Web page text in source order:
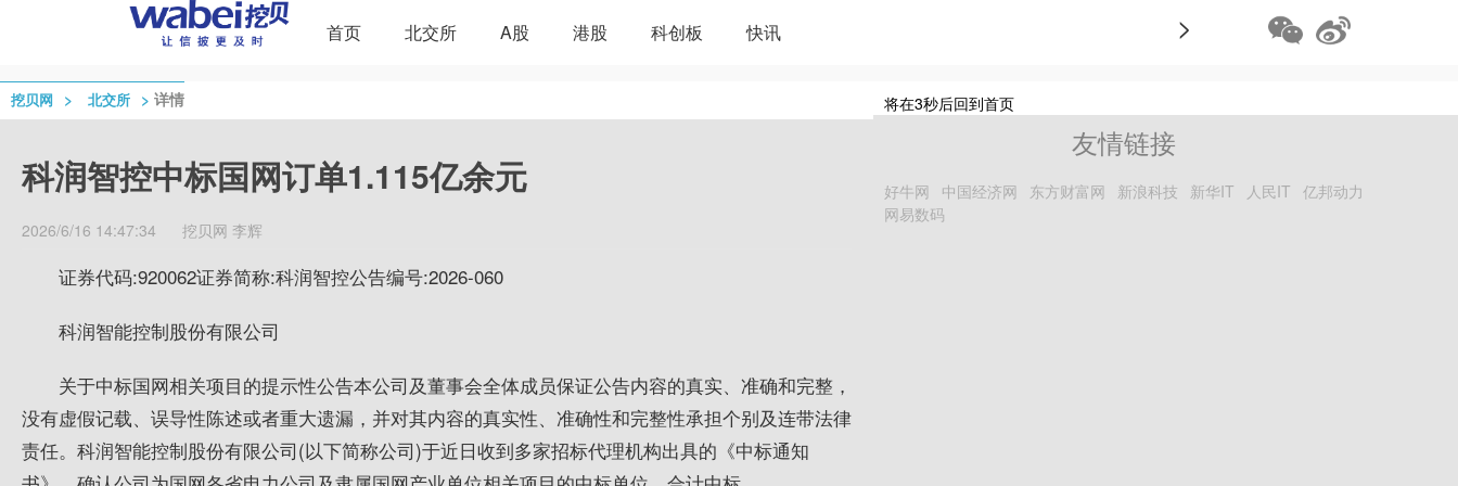
首页 北交所 A股 港股 科创板 快讯 >
挖贝网 > 北交所 > 详情
科润智控中标国网订单1.115亿余元
2026/6/16 14:47:34 挖贝网 李辉
证券代码:920062证券简称:科润智控公告编号:2026-060
科润智能控制股份有限公司
关于中标国网相关项目的提示性公告本公司及董事会全体成员保证公告内容的真实、准确和完整，
没有虚假记载、误导性陈述或者重大遗漏，并对其内容的真实性、准确性和完整性承担个别及连带法律
责任。科润智能控制股份有限公司(以下简称公司)于近日收到多家招标代理机构出具的《中标通知
将在3秒后回到首页
友情链接
好牛网 中国经济网 东方财富网 新浪科技 新华IT 人民IT 亿邦动力
网易数码